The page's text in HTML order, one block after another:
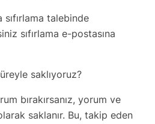
talebinde
sıfırlama e-postasına
saklıyoruz?
bırakırsanız, yorum ve
saklanır. Bu, takip eden